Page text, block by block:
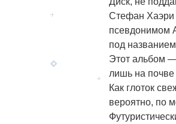
Стефан Хаэри
псевдонимом
под
Этот альбом —
лишь на почве
Как глоток
вероятно, по